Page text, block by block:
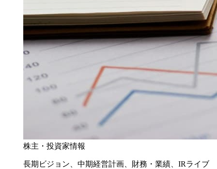
株主・投資家情報
長期ビジョン、中期経営計画、財務・業績、IRライブ